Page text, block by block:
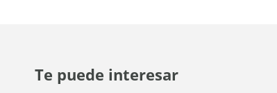
Te puede interesar